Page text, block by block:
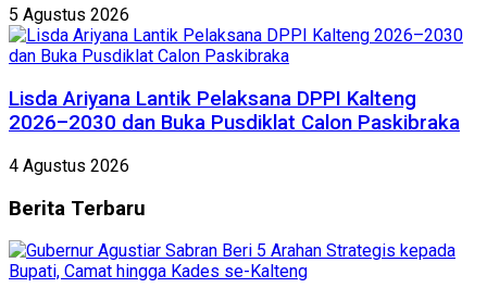
5 Agustus 2026
Lisda Ariyana Lantik Pelaksana DPPI Kalteng
2026–2030 dan Buka Pusdiklat Calon Paskibraka
4 Agustus 2026
Berita Terbaru